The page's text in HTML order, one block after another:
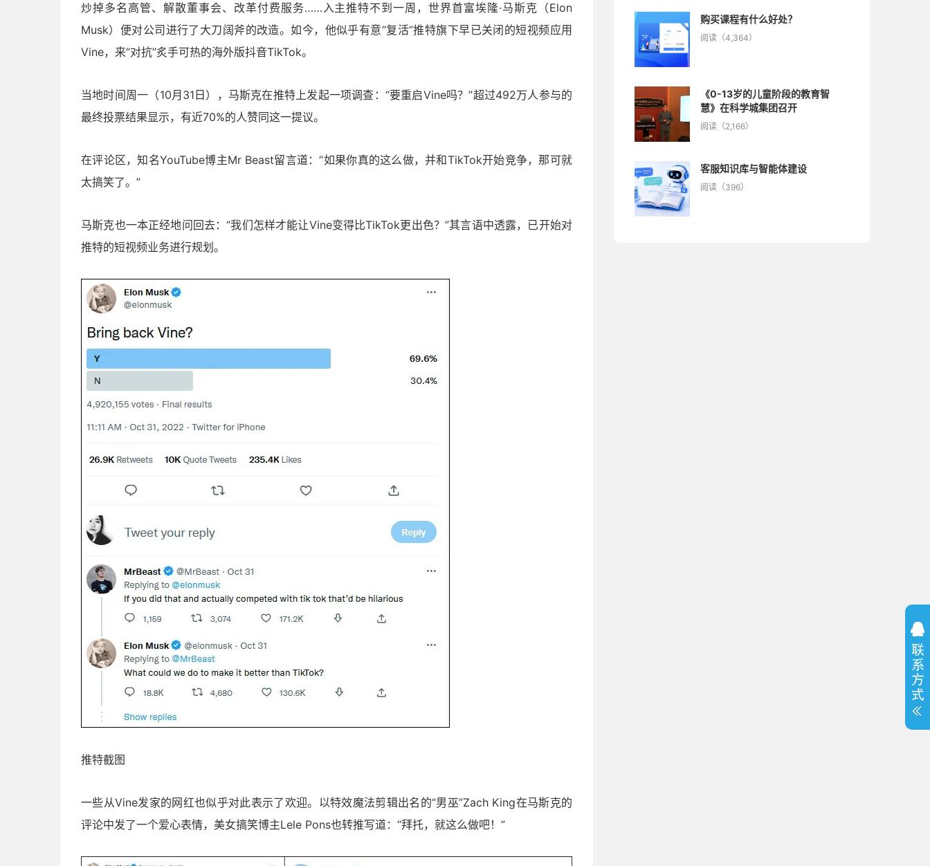
炒掉多名高管、解散董事会、改革付费服务……入主推特不到一周，世界首富埃隆·马斯克（Elon
Musk）便对公司进行了大刀阔斧的改造。如今，他似乎有意“复活”推特旗下早已关闭的短视频应用
Vine，来“对抗”炙手可热的海外版抖音TikTok。
当地时间周一（10月31日），马斯克在推特上发起一项调查：“要重启Vine吗？”超过492万人参与的
最终投票结果显示，有近70%的人赞同这一提议。
在评论区，知名YouTube博主Mr Beast留言道：“如果你真的这么做，并和TikTok开始竞争，那可就
太搞笑了。”
马斯克也一本正经地问回去：“我们怎样才能让Vine变得比TikTok更出色？”其言语中透露，已开始对
推特的短视频业务进行规划。
推特截图
一些从Vine发家的网红也似乎对此表示了欢迎。以特效魔法剪辑出名的“男巫”Zach King在马斯克的
评论中发了一个爱心表情，美女搞笑博主Lele Pons也转推写道：“拜托，就这么做吧！”
购买课程有什么好处？
阅读（4,364）
《0-13岁的儿童阶段的教育智
慧》在科学城集团召开
阅读（2,166）
客服知识库与智能体建设
阅读（396）